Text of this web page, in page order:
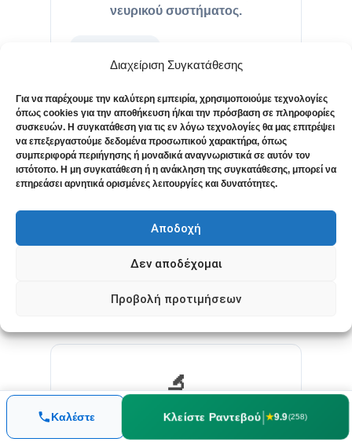
Διαχείριση Συγκατάθεσης
Για να παρέχουμε την καλύτερη εμπειρία, χρησιμοποιούμε τεχνολογίες
όπως cookies για την αποθήκευση ή/και την πρόσβαση σε πληροφορίες
συσκευών. Η συγκατάθεση για τις εν λόγω τεχνολογίες θα μας επιτρέψει
να επεξεργαστούμε δεδομένα προσωπικού χαρακτήρα, όπως
συμπεριφορά περιήγησης ή μοναδικά αναγνωριστικά σε αυτόν τον
ιστότοπο. Η μη συγκατάθεση ή η ανάκληση της συγκατάθεσης, μπορεί να
επηρεάσει αρνητικά ορισμένες λειτουργίες και δυνατότητες.
Αποδοχή
Δεν αποδέχομαι
Προβολή προτιμήσεων
νευρικού συστήματος.
🦋
Θυρεοειδίτιδα Hashimoto
Αυτοάνοσο νόσημα με εξαιρετική
ανταπόκριση σε online
παρακολούθηση.
ΑΥΤΟΆΝΟΣΑ
🔬
Υποτροπιάζουσες
Καλέστε Κλείστε Ραντεβού| ★9.9(258)